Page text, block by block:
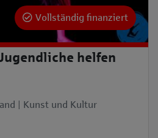
Vollständig finanziert
Jugendliche helfen
| Kunst und Kultur